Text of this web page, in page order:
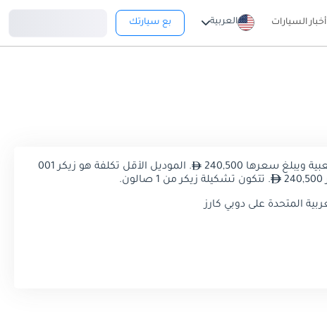
أخبار السيارات العربية بع سيارتك
. الموديل الأقل تكلفة هو زيكر 001
. تتكون تشكيلة زيكر من 1 صالون.